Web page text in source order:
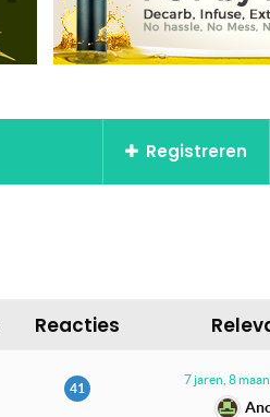
Registreren
Reacties
41
7 jaren, 8